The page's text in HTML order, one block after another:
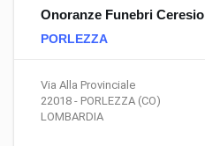
Onoranze Funebri Ceresio
PORLEZZA
Via Alla Provinciale
22018 - PORLEZZA (CO)
LOMBARDIA